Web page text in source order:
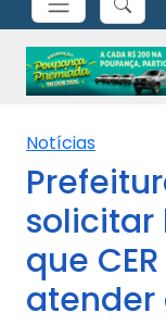
Notícias
que
atender